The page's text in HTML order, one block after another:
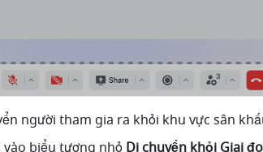
người tham gia ra khỏi khu vực sân
biểu tượng nhỏ Di chuyển khỏi Giai